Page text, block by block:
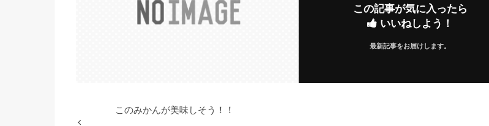
この記事が気に入ったら
いいねしよう！
最新記事をお届けします。
このみかんが美味しそう！！